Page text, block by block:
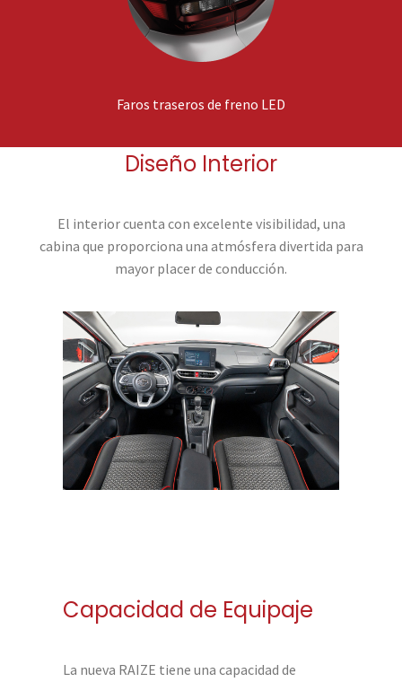
Faros traseros de freno LED
Diseño Interior
El interior cuenta con excelente visibilidad, una
cabina que proporciona una atmósfera divertida para
mayor placer de conducción.
Capacidad de Equipaje
La nueva RAIZE tiene una capacidad de